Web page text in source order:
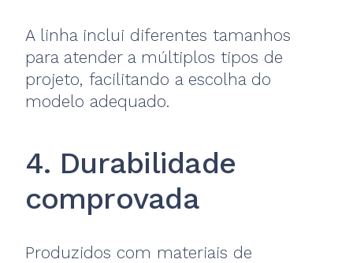
A linha inclui diferentes tamanhos
para atender a múltiplos tipos de
projeto, facilitando a escolha do
modelo adequado.
4. Durabilidade
comprovada
Produzidos com materiais de